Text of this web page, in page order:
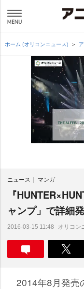
ホーム (オリコンニュース)
ニュース マンガ
『
ャンプ」で詳細
2016-03-15 11:48 オリコン
2014年8月発売